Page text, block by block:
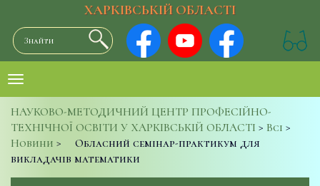
ХАРКІВСЬКІЙ ОБЛАСТІ
НАУКОВО-МЕТОДИЧНИЙ ЦЕНТР ПРОФЕСІЙНО-
ТЕХНІЧНОЇ ОСВІТИ У ХАРКІВСЬКІЙ ОБЛАСТІ > Всі >
Новини >
Обласний семінар-практикум для
викладачів математики